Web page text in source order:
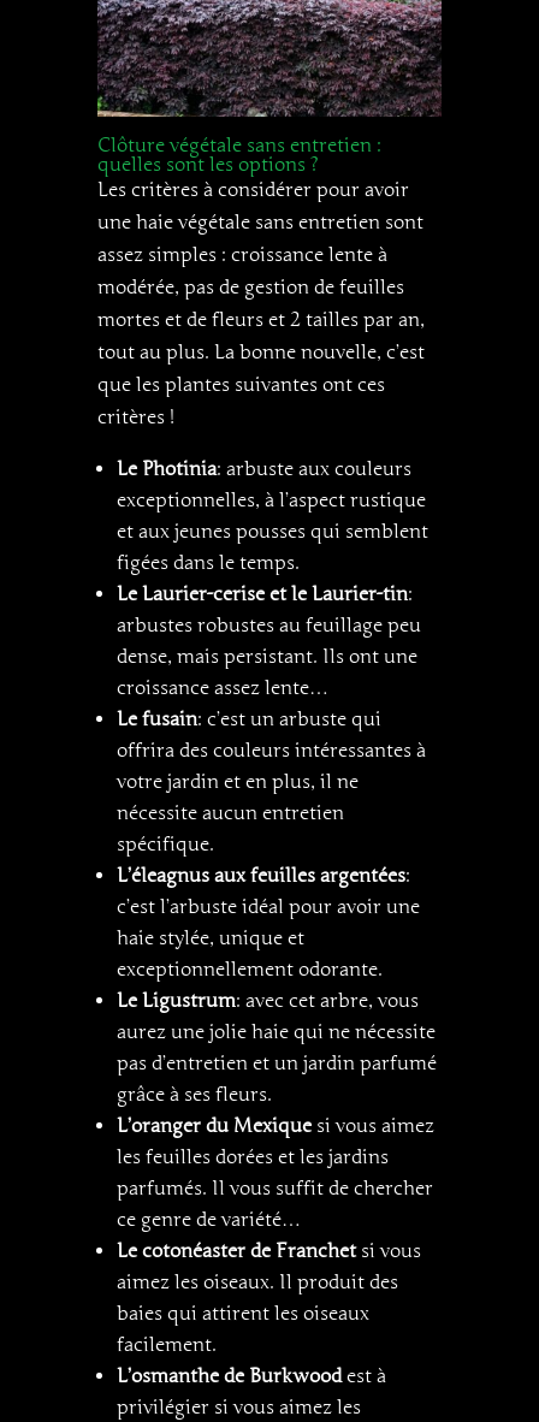
Clôture végétale sans entretien :
quelles sont les options ?
Les critères à considérer pour avoir
une haie végétale sans entretien sont
assez simples : croissance lente à
modérée, pas de gestion de feuilles
mortes et de fleurs et 2 tailles par an,
tout au plus. La bonne nouvelle, c’est
que les plantes suivantes ont ces
critères !
Le Photinia: arbuste aux couleurs
exceptionnelles, à l’aspect rustique
et aux jeunes pousses qui semblent
figées dans le temps.
Le Laurier-cerise et le Laurier-tin:
arbustes robustes au feuillage peu
dense, mais persistant. Ils ont une
croissance assez lente…
Le fusain: c’est un arbuste qui
offrira des couleurs intéressantes à
votre jardin et en plus, il ne
nécessite aucun entretien
spécifique.
L’éleagnus aux feuilles argentées:
c’est l’arbuste idéal pour avoir une
haie stylée, unique et
exceptionnellement odorante.
Le Ligustrum: avec cet arbre, vous
aurez une jolie haie qui ne nécessite
pas d’entretien et un jardin parfumé
grâce à ses fleurs.
L’oranger du Mexiquesi vous aimez
les feuilles dorées et les jardins
parfumés. Il vous suffit de chercher
ce genre de variété…
Le cotonéaster de Franchetsi vous
aimez les oiseaux. Il produit des
baies qui attirent les oiseaux
facilement.
L’osmanthe de Burkwoodest à
privilégier si vous aimez les